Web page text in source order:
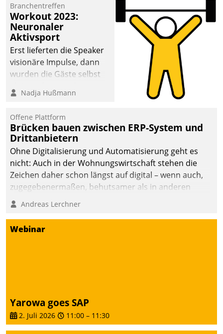
Mammutprojekte
meistern und Workloads
wuppen – bei zunehmend
anspruchsvollen
Aufgaben und
abnehmendem
Branchentreffen
Workout 2023:
Neuronaler
Aktivsport
Erst lieferten die Speaker
visionäre Impulse, dann
wurden die Gäste selbst
methodisch
Quartier. Dazwischen
zeigte Datatrain, was es
Neues zu bieten hat.
Nadja Hußmann
Offene Plattform
Brücken bauen zwischen ERP-System und
Drittanbietern
Ohne Digitalisierung und Automatisierung geht es
nicht: Auch in der Wohnungswirtschaft stehen die
Zeichen daher schon längst auf digital – wenn auch,
zugegebenermaßen, behutsamer als in anderen
Branchen.
Andreas Lerchner
Webinar
Yarowa goes SAP
2. Juli 2026 11:00 – 11:30